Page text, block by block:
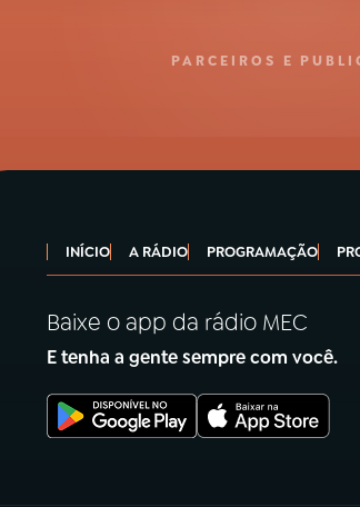
PARCEIROS E
INÍCIO A RÁDIO PROGRAMAÇÃO
Baixe o app da rádio MEC
E tenha a gente sempre com você.